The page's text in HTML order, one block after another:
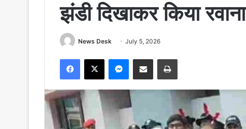
झंडी दिखाकर किया रवाना
News Desk July 5, 2026
Facebook
X Messenger
Share via Email Print